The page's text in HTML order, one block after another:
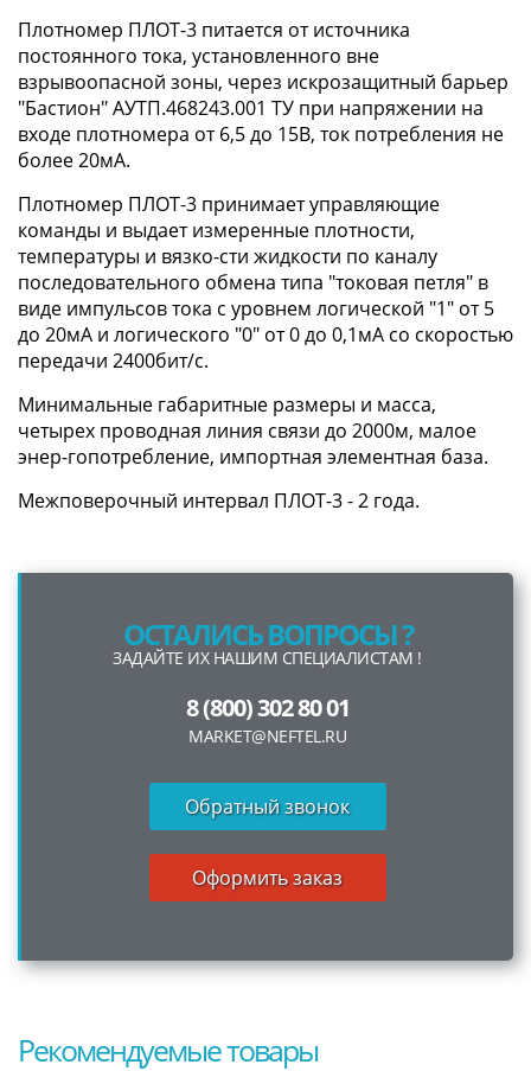
Плотномер ПЛОТ-3 питается от источника
постоянного тока, установленного вне
взрывоопасной зоны, через искрозащитный барьер
"Бастион" АУТП.468243.001 ТУ при напряжении на
входе плотномера от 6,5 до 15В, ток потребления не
более 20мА.
Плотномер ПЛОТ-3 принимает управляющие
команды и выдает измеренные плотности,
температуры и вязко-сти жидкости по каналу
последовательного обмена типа "токовая петля" в
виде импульсов тока с уровнем логической "1" от 5
до 20мА и логического "0" от 0 до 0,1мА со скоростью
передачи 2400бит/c.
Минимальные габаритные размеры и масса,
четырех проводная линия связи до 2000м, малое
энер-гопотребление, импортная элементная база.
Межповерочный интервал ПЛОТ-3 - 2 года.
ОСТАЛИСЬ ВОПРОСЫ ?
ЗАДАЙТЕ ИХ НАШИМ СПЕЦИАЛИСТАМ !
8 (800) 302 80 01
MARKET@NEFTEL.RU
Обратный звонок
Оформить заказ
Рекомендуемые товары